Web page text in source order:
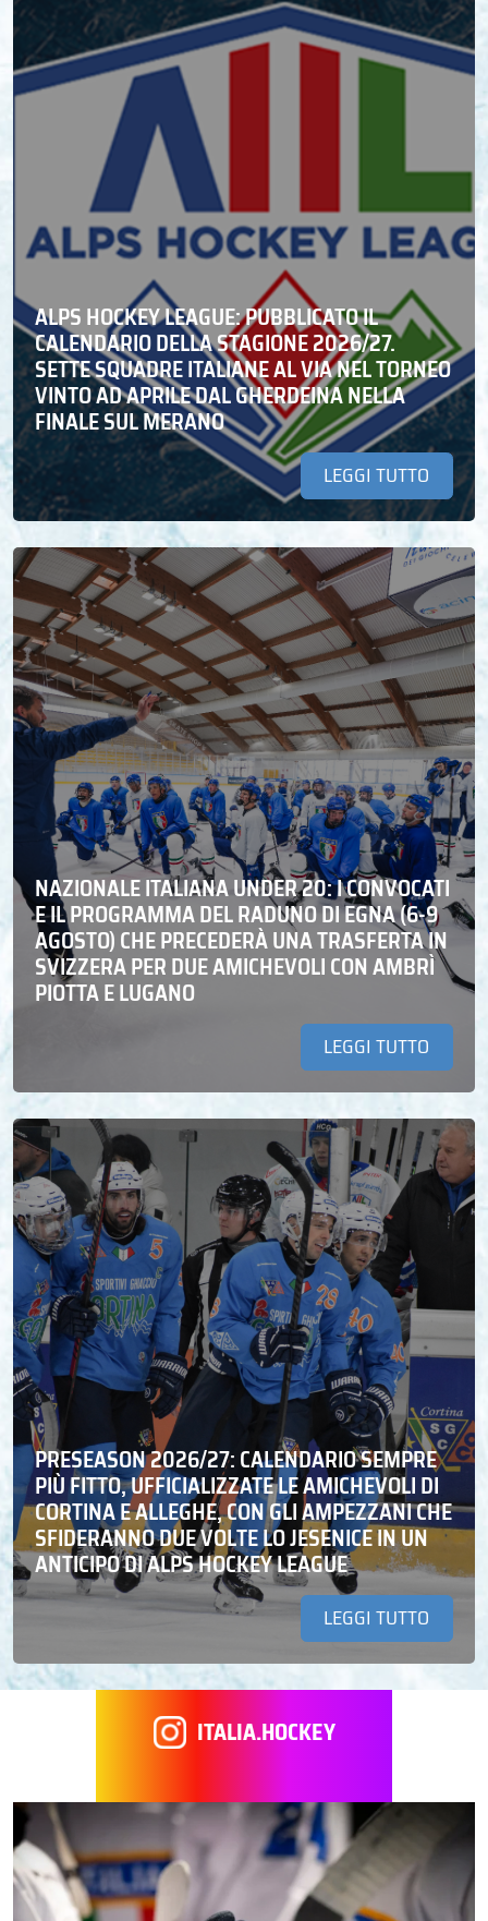
ALPS HOCKEY LEAGUE: PUBBLICATO IL
CALENDARIO DELLA STAGIONE 2026/27.
SETTE SQUADRE ITALIANE AL VIA NEL TORNEO
VINTO AD APRILE DAL GHERDEINA NELLA
FINALE SUL MERANO
LEGGI TUTTO
NAZIONALE ITALIANA UNDER 20: I CONVOCATI
E IL PROGRAMMA DEL RADUNO DI EGNA (6-9
AGOSTO) CHE PRECEDERÀ UNA TRASFERTA IN
SVIZZERA PER DUE AMICHEVOLI CON AMBRÌ
PIOTTA E LUGANO
LEGGI TUTTO
PRESEASON 2026/27: CALENDARIO SEMPRE
PIÙ FITTO, UFFICIALIZZATE LE AMICHEVOLI DI
CORTINA E ALLEGHE, CON GLI AMPEZZANI CHE
SFIDERANNO DUE VOLTE LO JESENICE IN UN
ANTICIPO DI ALPS HOCKEY LEAGUE
LEGGI TUTTO
ITALIA.HOCKEY